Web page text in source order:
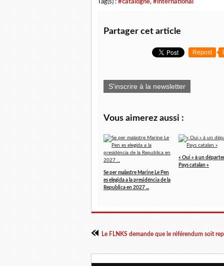
Tag(s) : #catalogne, #international
Partager cet article
Repost
S'inscrire à la newsletter
Vous aimerez aussi :
Se per malastre Marine Le Pen
es elegida a la presidéncia de la
Republica en 2027 ...
« Oui » à un
Pays catalan »